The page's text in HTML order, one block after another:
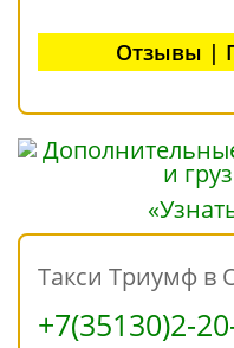
Отзывы |
Такси Триумф в
+7(35130)2-